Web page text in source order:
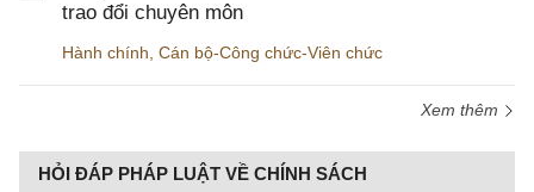
trao đổi chuyên môn
Hành chính Cán bộ-Công chức-Viên chức
Xem thêm
HỎI ĐÁP PHÁP LUẬT VỀ CHÍNH SÁCH